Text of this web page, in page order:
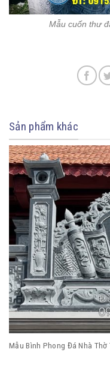
Mẫu cuốn thư
Sản phẩm khác
Mẫu Bình Phong Đá Nhà